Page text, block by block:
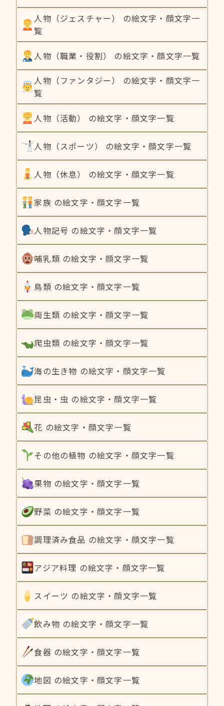
人物（ジェスチャー） の絵文字・顔文字一
覧
人物（職業・役割） の絵文字・顔文字一覧
人物（ファンタジー） の絵文字・顔文字一
覧
人物（活動） の絵文字・顔文字一覧
人物（スポーツ） の絵文字・顔文字一覧
人物（休息） の絵文字・顔文字一覧
家族 の絵文字・顔文字一覧
人物記号 の絵文字・顔文字一覧
哺乳類 の絵文字・顔文字一覧
鳥類 の絵文字・顔文字一覧
両生類 の絵文字・顔文字一覧
爬虫類 の絵文字・顔文字一覧
海の生き物 の絵文字・顔文字一覧
昆虫・虫 の絵文字・顔文字一覧
花 の絵文字・顔文字一覧
その他の植物 の絵文字・顔文字一覧
果物 の絵文字・顔文字一覧
野菜 の絵文字・顔文字一覧
調理済み食品 の絵文字・顔文字一覧
アジア料理 の絵文字・顔文字一覧
スイーツ の絵文字・顔文字一覧
飲み物 の絵文字・顔文字一覧
食器 の絵文字・顔文字一覧
地図 の絵文字・顔文字一覧